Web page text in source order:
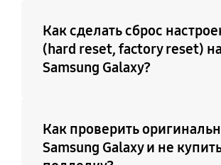
Как сделать сброс
(hard reset, factory reset) на
Samsung Galaxy?
Как проверить
Samsung Galaxy и не